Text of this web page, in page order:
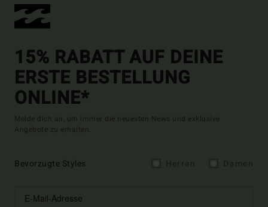
15% RABATT AUF DEINE
ERSTE BESTELLUNG
ONLINE*
Melde dich an, um immer die neuesten News und exklusive
Angebote zu erhalten.
Bevorzugte Styles